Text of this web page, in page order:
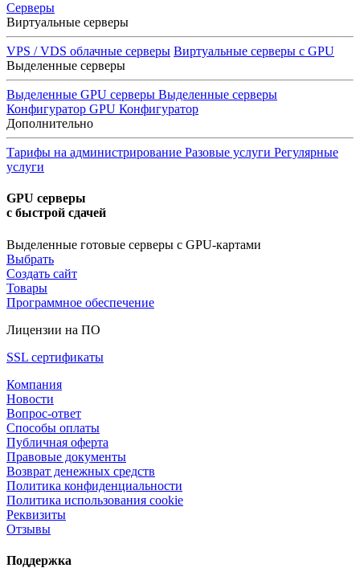
Серверы
Виртуальные серверы
VPS / VDS облачные серверы Виртуальные серверы с GPU
Выделенные серверы
Выделенные GPU серверы Выделенные серверы
Конфигуратор GPU Конфигуратор
Дополнительно
Тарифы на администрирование Разовые услуги Регулярные
услуги
GPU серверы
с быстрой сдачей
Выделенные готовые серверы с GPU-картами
Выбрать
Создать сайт
Товары
Программное обеспечение
Лицензии на ПО
SSL сертификаты
Компания
Новости
Вопрос-ответ
Способы оплаты
Публичная оферта
Правовые документы
Возврат денежных средств
Политика конфиденциальности
Политика использования cookie
Реквизиты
Отзывы
Поддержка